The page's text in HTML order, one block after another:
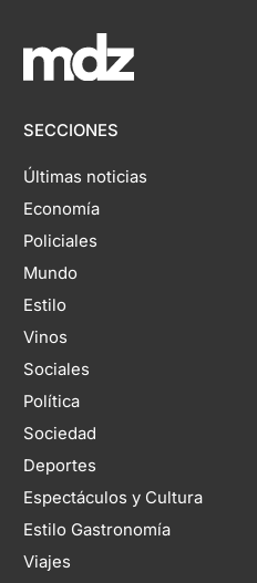
SECCIONES
Últimas noticias
Economía
Policiales
Mundo
Estilo
Vinos
Sociales
Política
Sociedad
Deportes
Espectáculos y Cultura
Estilo Gastronomía
Viajes